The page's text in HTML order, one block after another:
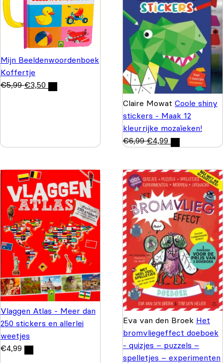
Mijn Beeldenwoordenboek
Koffertje
€5,99 €3,50
Claire Mowat Coole shiny
stickers - Maak 12
kleurrijke mozaïeken!
€6,99 €4,99
Vlaggen Atlas - Meer dan
250 stickers en allerlei
weetjes
€4,99
Eva van den Broek Het
bromvliegeffect doeboek
- quizjes – puzzels –
spelletjes – experimenten